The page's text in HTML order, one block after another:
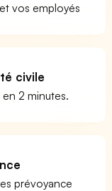
vos employés
civile
2 minutes.
prévoyance